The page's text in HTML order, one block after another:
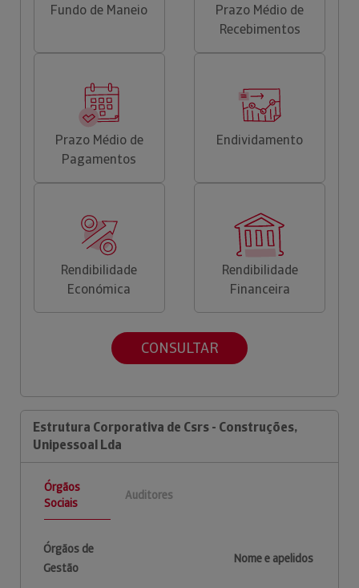
Fundo de Maneio
Prazo Médio de
Recebimentos
Prazo Médio de
Pagamentos
Endividamento
Rendibilidade
Económica
Rendibilidade
Financeira
CONSULTAR
Estrutura Corporativa de Csrs - Construções,
Unipessoal Lda
Órgãos
Sociais
Auditores
Órgãos de
Gestão
Nome e apelidos